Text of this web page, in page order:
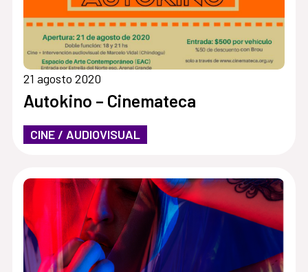
21 agosto 2020
Autokino – Cinemateca
CINE / AUDIOVISUAL